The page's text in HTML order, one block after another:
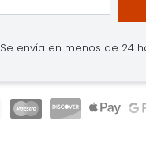
Se envía en menos de 24